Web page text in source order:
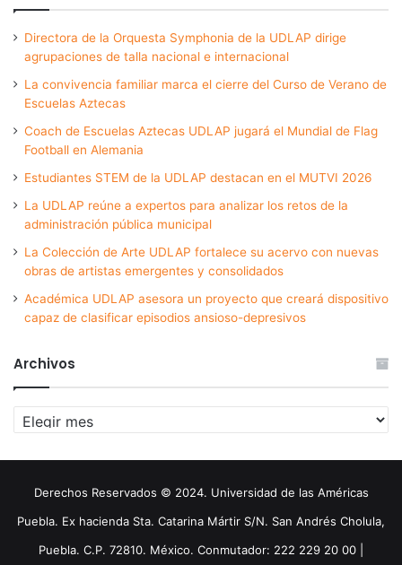
Directora de la Orquesta Symphonia de la UDLAP dirige
agrupaciones de talla nacional e internacional
La convivencia familiar marca el cierre del Curso de Verano de
Escuelas Aztecas
Coach de Escuelas Aztecas UDLAP jugará el Mundial de Flag
Football en Alemania
Estudiantes STEM de la UDLAP destacan en el MUTVI 2026
La UDLAP reúne a expertos para analizar los retos de la
administración pública municipal
La Colección de Arte UDLAP fortalece su acervo con nuevas
obras de artistas emergentes y consolidados
Académica UDLAP asesora un proyecto que creará dispositivo
capaz de clasificar episodios ansioso-depresivos
Archivos
Archivos
Derechos Reservados © 2024. Universidad de las Américas
Puebla. Ex hacienda Sta. Catarina Mártir S/N. San Andrés Cholula,
Puebla. C.P. 72810. México. Conmutador: 222 229 20 00 |